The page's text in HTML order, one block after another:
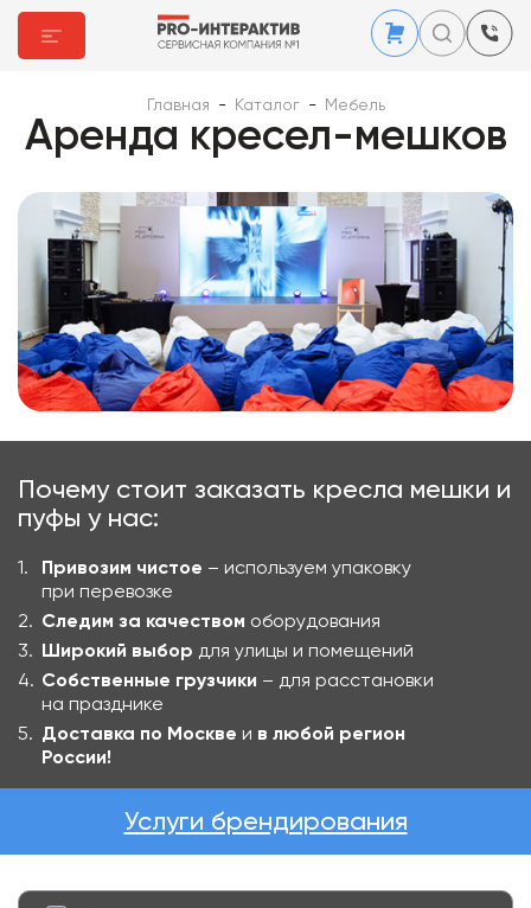
Главная - Каталог - Мебель
Аренда кресел-мешков
Почему стоит заказать кресла мешки и
пуфы у нас:
Привозим чистое – используем упаковку
при перевозке
Следим за качеством оборудования
Широкий выбор для улицы и помещений
Собственные грузчики – для расстановки
на празднике
Доставка по Москве и в любой регион
России!
Услуги брендирования